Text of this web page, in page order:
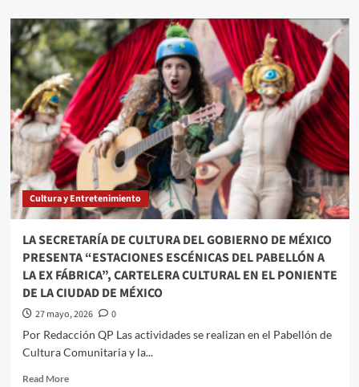
El
Quehacer
Político
a
través///Jose
Alberto
Prado
Angeles///Que
siempre
no,
Rocha
Moya
es
un
angelito
Cultura y Entretenimiento
LA SECRETARÍA DE CULTURA DEL GOBIERNO DE MÉXICO
PRESENTA “ESTACIONES ESCÉNICAS DEL PABELLÓN A
LA EX FÁBRICA”, CARTELERA CULTURAL EN EL PONIENTE
DE LA CIUDAD DE MÉXICO
27 mayo, 2026
0
Por Redacción QP Las actividades se realizan en el Pabellón de
Cultura Comunitaria y la...
Read MoreRead